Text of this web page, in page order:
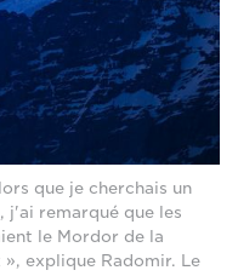
que je cherchais un
j'ai remarqué que les
le Mordor de la
explique Radomir. Le